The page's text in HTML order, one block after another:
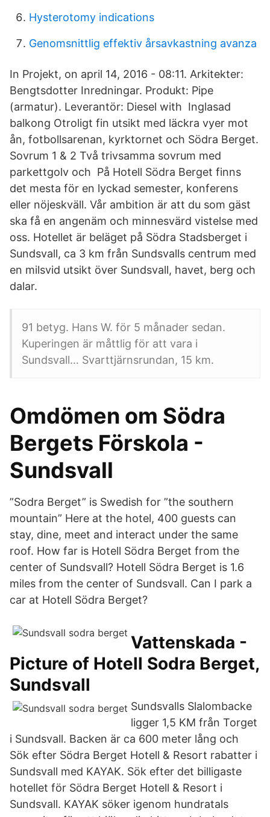
Hysterotomy indications
Genomsnittlig effektiv årsavkastning avanza
In Projekt, on april 14, 2016 - 08:11. Arkitekter:
Bengtsdotter Inredningar. Produkt: Pipe
(armatur). Leverantör: Diesel with Inglasad
balkong Otroligt fin utsikt med läckra vyer mot
ån, fotbollsarenan, kyrktornet och Södra Berget.
Sovrum 1 & 2 Två trivsamma sovrum med
parkettgolv och På Hotell Södra Berget finns
det mesta för en lyckad semester, konferens
eller nöjeskväll. Vår ambition är att du som gäst
ska få en angenäm och minnesvärd vistelse med
oss. Hotellet är beläget på Södra Stadsberget i
Sundsvall, ca 3 km från Sundsvalls centrum med
en milsvid utsikt över Sundsvall, havet, berg och
dalar.
91 betyg. Hans W. för 5 månader sedan.
Kuperingen är måttlig för att vara i
Sundsvall… Svarttjärnsrundan, 15 km.
Omdömen om Södra
Bergets Förskola -
Sundsvall
”Sodra Berget” is Swedish for ”the southern
mountain” Here at the hotel, 400 guests can
stay, dine, meet and interact under the same
roof. How far is Hotell Södra Berget from the
center of Sundsvall? Hotell Södra Berget is 1.6
miles from the center of Sundsvall. Can I park a
car at Hotell Södra Berget?
Vattenskada -
Picture of Hotell Sodra Berget,
Sundsvall
Sundsvalls Slalombacke
ligger 1,5 KM från Torget
i Sundsvall. Backen är ca 600 meter lång och
Sök efter Södra Berget Hotell & Resort rabatter i
Sundsvall med KAYAK. Sök efter det billigaste
hotellet för Södra Berget Hotell & Resort i
Sundsvall. KAYAK söker igenom hundratals